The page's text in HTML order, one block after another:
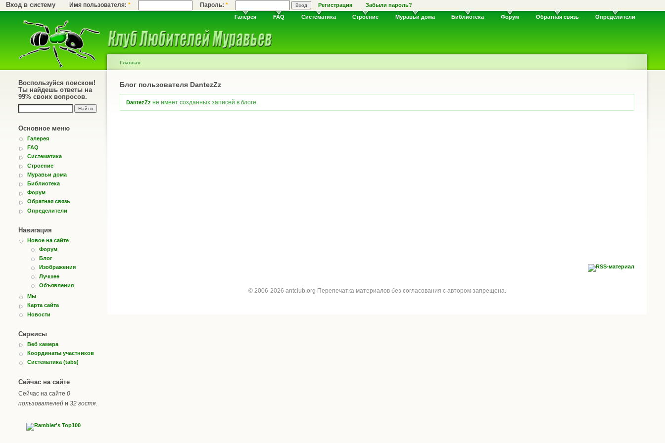
Вход в систему Имя пользователя:* Пароль:* Регистрация Забыли пароль?
Галерея FAQ Систематика Строение Муравьи дома Библиотека Форум Обратная связь Определители
Воспользуйся поиском!
Ты найдешь ответы на
99% своих вопросов.
Основное меню
Галерея
FAQ
Систематика
Строение
Муравьи дома
Библиотека
Форум
Обратная связь
Определители
Навигация
Новое на сайте
Форум
Блог
Изображения
Лучшее
Объявления
Мы
Карта сайта
Новости
Сервисы
Веб камера
Координаты участников
Систематика (tabs)
Сейчас на сайте
Сейчас на сайте 0
пользователей и 32 гостя
Главная
Блог пользователя DantezZz
DantezZz не имеет созданных записей в блоге.
© 2006-2026 antclub.org Перепечатка материалов без согласования с автором запрещена.